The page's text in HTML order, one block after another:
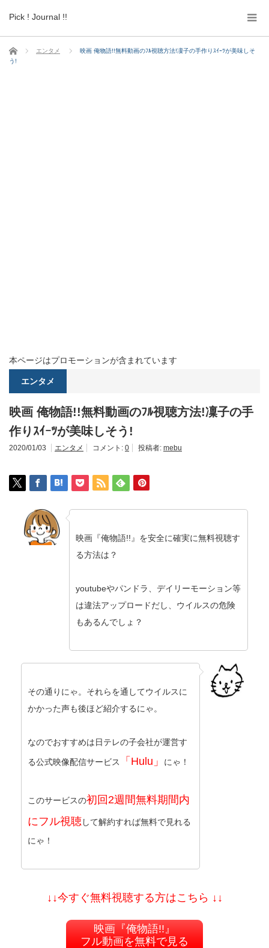
Pick ! Journal !!
ホーム エンタメ
映画 俺物語!!無料動画のﾌﾙ視聴方法!凜子の手作りｽｲｰﾂが美味しそ
う!
本ページはプロモーションが含まれています
エンタメ
映画 俺物語!!無料動画のﾌﾙ視聴方法!凜子の手
作りｽｲｰﾂが美味しそう!
2020/01/03 エンタメ コメント: 0 投稿者: mebu
映画『俺物語!!』を安全に確実に無料視聴す
る方法は？
youtubeやパンドラ、デイリーモーション等
は違法アップロードだし、ウイルスの危険
もあるんでしょ？
その通りにゃ。それらを通してウイルスに
かかった声も後ほど紹介するにゃ。
なのでおすすめは日テレの子会社が運営す
る公式映像配信サービス 「Hulu」 にゃ！
このサービスの初回2週間無料期間内
にフル視聴して解約すれば無料で見れる
にゃ！
↓↓今すぐ無料視聴する方はこちら ↓↓
映画『俺物語!!』
フル動画を無料で見る